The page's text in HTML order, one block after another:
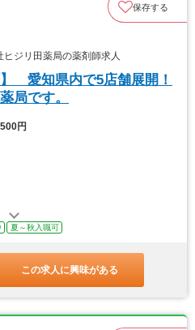
保存する
ジリ田薬局の薬剤師求人
愛知県内で5店舗展開！
局です。
円
夏～秋入職可
この求人に興味がある